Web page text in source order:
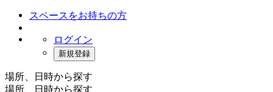
スペースをお持ちの方
ログイン
新規登録
場所、日時から探す
場所、日時から探す